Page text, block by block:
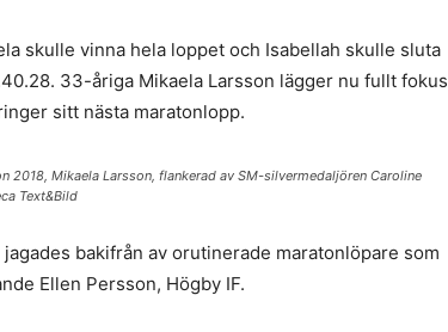
skulle vinna hela loppet och Isabellah skulle sluta
33-åriga Mikaela Larsson lägger nu fullt fokus
sitt nästa maratonlopp.
Mikaela Larsson, flankerad av SM-silvermedaljören Caroline
Text&Bild
bakifrån av orutinerade maratonlöpare som
Ellen Persson, Högby IF.